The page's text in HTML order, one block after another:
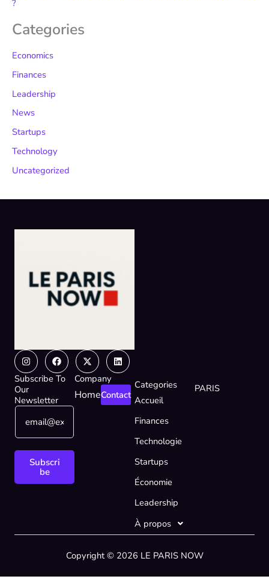
?
Categories
Economics
Finances
Leadership
News
Startups
Technology
Uncategorized
InstagramFacebook
X-
twitter
Linkedin
Subscribe To
Our
Newsletter
E
a
m
E
a
Subscri
be
Company
HomeContact
Categories
Accueil
Finances
Technologie
Startups
Économie
Leadership
À propos
PARIS
Copyright © 2026 LE PARIS NOW